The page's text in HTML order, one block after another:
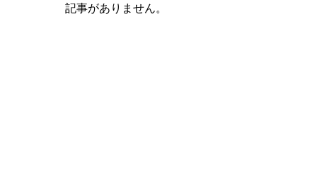
記事がありません。